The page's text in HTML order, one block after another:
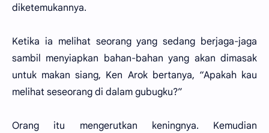
diketemukannya.
Ketika ia melihat seorang yang sedang berjaga-jaga
sambil menyiapkan bahan-bahan yang akan dimasak
untuk makan siang, Ken Arok bertanya, “Apakah kau
melihat seseorang di dalam gubugku?”
Orang itu mengerutkan keningnya. Kemudian